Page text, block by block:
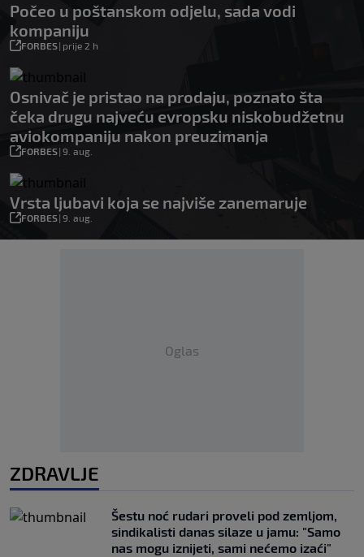
Počeo u poštanskom odjelu, sada vodi
kompaniju
FORBES| prije 2 h
Osnivač je pristao na prodaju, poznato šta
čeka drugu najveću evropsku niskobudžetnu
aviokompaniju nakon preuzimanja
FORBES| 9. aug.
Vrsta ljubavi koja se najviše zanemaruje
FORBES| 9. aug.
Oglas
ZDRAVLJE
Šestu noć rudari proveli pod zemljom,
sindikalisti danas silaze u jamu: "Samo
nas mogu iznijeti, sami nećemo izaći"